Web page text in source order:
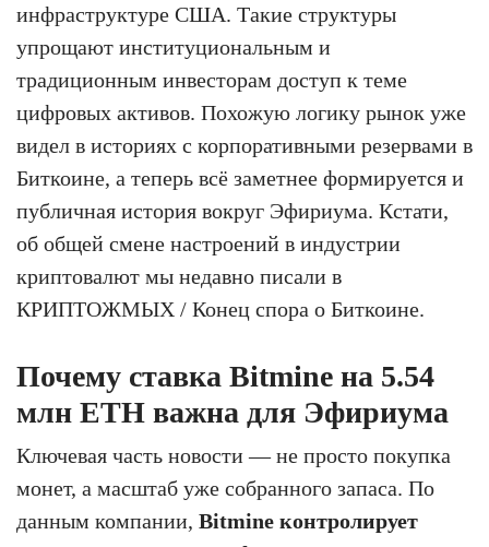
инфраструктуре США. Такие структуры
упрощают институциональным и
традиционным инвесторам доступ к теме
цифровых активов. Похожую логику рынок уже
видел в историях с корпоративными резервами в
Биткоине, а теперь всё заметнее формируется и
публичная история вокруг Эфириума. Кстати,
об общей смене настроений в индустрии
криптовалют мы недавно писали в
КРИПТОЖМЫХ / Конец спора о Биткоине.
Почему ставка Bitmine на 5.54
млн ETH важна для Эфириума
Ключевая часть новости — не просто покупка
монет, а масштаб уже собранного запаса. По
данным компании, Bitmine контролирует